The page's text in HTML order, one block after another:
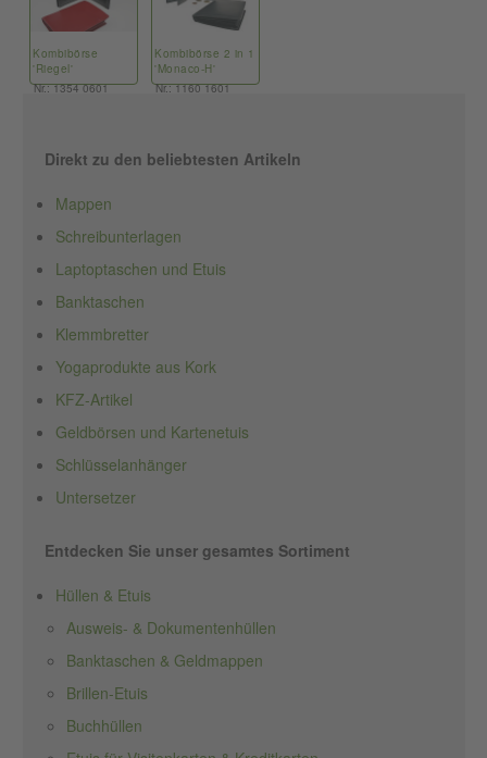
Kombibörse
'Riegel'
Nr.: 1354 0601
Kombibörse 2 in 1
'Monaco-H'
Nr.: 1160 1601
Direkt zu den beliebtesten Artikeln
Mappen
Schreibunterlagen
Laptoptaschen und Etuis
Banktaschen
Klemmbretter
Yogaprodukte aus Kork
KFZ-Artikel
Geldbörsen und Kartenetuis
Schlüsselanhänger
Untersetzer
Entdecken Sie unser gesamtes Sortiment
Hüllen & Etuis
Ausweis- & Dokumentenhüllen
Banktaschen & Geldmappen
Brillen-Etuis
Buchhüllen